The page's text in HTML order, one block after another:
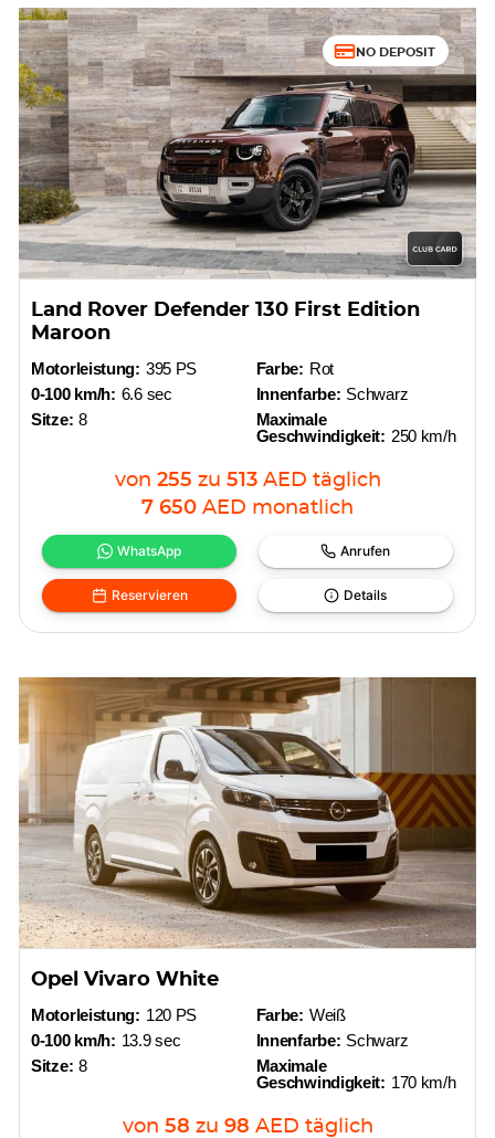
NO DEPOSIT
Land Rover Defender 130 First Edition
Maroon
Motorleistung: 395 PS
0-100 km/h: 6.6 sec
Sitze: 8
Farbe: Rot
Innenfarbe: Schwarz
Maximale
Geschwindigkeit: 250 km/h
von 255 zu 513 AED täglich
7 650 AED monatlich
WhatsApp Anrufen
Reservieren Details
Opel Vivaro White
Motorleistung: 120 PS
0-100 km/h: 13.9 sec
Sitze: 8
Farbe: Weiß
Innenfarbe: Schwarz
Maximale
Geschwindigkeit: 170 km/h
von 58 zu 98 AED täglich